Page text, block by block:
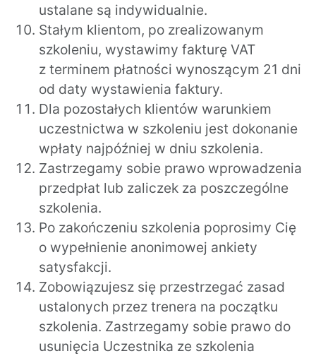
ustalane są indywidualnie.
Stałym klientom, po zrealizowanym
szkoleniu, wystawimy fakturę VAT
z terminem płatności wynoszącym 21 dni
od daty wystawienia faktury.
Dla pozostałych klientów warunkiem
uczestnictwa w szkoleniu jest dokonanie
wpłaty najpóźniej w dniu szkolenia.
Zastrzegamy sobie prawo wprowadzenia
przedpłat lub zaliczek za poszczególne
szkolenia.
Po zakończeniu szkolenia poprosimy Cię
o wypełnienie anonimowej ankiety
satysfakcji.
Zobowiązujesz się przestrzegać zasad
ustalonych przez trenera na początku
szkolenia. Zastrzegamy sobie prawo do
usunięcia Uczestnika ze szkolenia